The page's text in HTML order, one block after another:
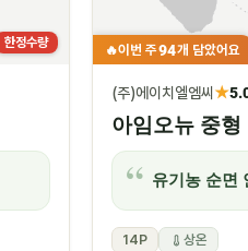
한정수량 🔥이번 주94개 담았어요
(주)에이치엘엠씨 ★
아임오뉴 중형
유기농 순면
14P 상온